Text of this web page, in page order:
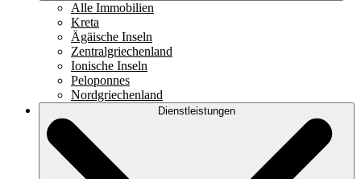
Alle Immobilien
Kreta
Ägäische Inseln
Zentralgriechenland
Ionische Inseln
Peloponnes
Nordgriechenland
Dienstleistungen